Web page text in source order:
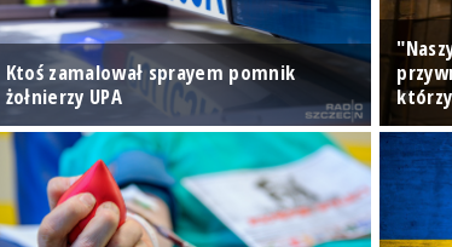
Ktoś zamalował sprayem pomnik
żołnierzy UPA